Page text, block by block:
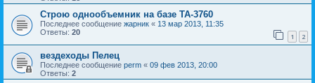
Строю однообъемник на базе ТА-3760
Последнее сообщение жарник « 13 мар 2013, 11:35
Ответы: 20 1 2
вездеходы Пелец
Последнее сообщение perm « 09 фев 2013, 20:00
Ответы: 2